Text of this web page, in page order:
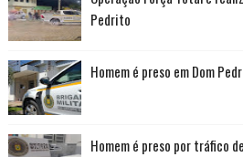
Pedrito
Homem é preso em Dom
Homem é preso por tráfico